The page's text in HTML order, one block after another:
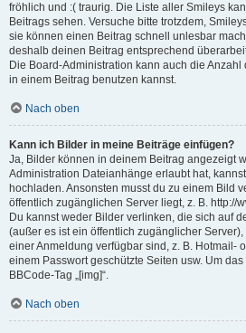
fröhlich und :( traurig. Die Liste aller Smileys
Beitrags sehen. Versuche bitte trotzdem,
sie können einen Beitrag schnell unlesbar
deshalb deinen Beitrag entsprechend
Die Board-Administration kann auch die
in einem Beitrag benutzen kannst.
Nach oben
Kann ich Bilder in meine Beiträge einfügen?
Ja, Bilder können in deinem Beitrag angezeigt
Administration Dateianhänge erlaubt hat,
hochladen. Ansonsten musst du zu einem Bild
öffentlich zugänglichen Server liegt, z. B. http://
Du kannst weder Bilder verlinken, die sich auf
(außer es ist ein öffentlich zugänglicher
einer Anmeldung verfügbar sind, z. B. Hotmail-
einem Passwort geschützte Seiten usw. Um
BBCode-Tag „[img]“.
Nach oben